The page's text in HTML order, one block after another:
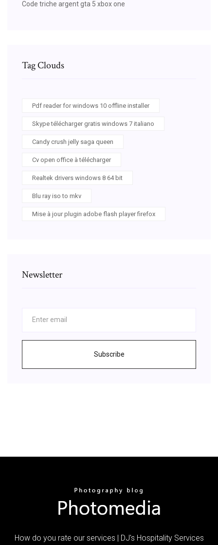
Code triche argent gta 5 xbox one
Tag Clouds
Pdf reader for windows 10 offline installer
Skype télécharger gratis windows 7 italiano
Candy crush jelly saga queen
Cv open office à télécharger
Realtek drivers windows 8 64 bit
Blu ray iso to mkv
Mise à jour plugin adobe flash player firefox
Newsletter
Subscribe
How do you rate our services | DJ's Hospitality Services